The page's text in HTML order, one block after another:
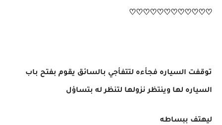
♡♡♡♡♡♡♡♡♡♡♡♡
توقفت السياره فجأءه لتتفأجي بالسائق يقوم بفتح باب
السياره لها وينتظر نزولها لتنظر له بتساؤل
ليهتف ببساطه